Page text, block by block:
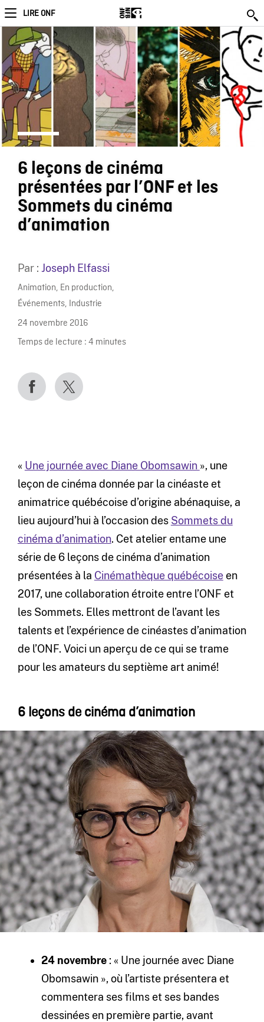
LIRE ONF
6 leçons de cinéma
présentées par l’ONF et les
Sommets du cinéma
d’animation
Par : Joseph Elfassi
Animation, En production,
Événements, Industrie
24 novembre 2016
Temps de lecture : 4 minutes
« Une journée avec Diane Obomsawin », une
leçon de cinéma donnée par la cinéaste et
animatrice québécoise d’origine abénaquise, a
lieu aujourd’hui à l’occasion des Sommets du
cinéma d’animation. Cet atelier entame une
série de 6 leçons de cinéma d’animation
présentées à la Cinémathèque québécoiseen
2017, une collaboration étroite entre l’ONF et
les Sommets. Elles mettront de l’avant les
talents et l’expérience de cinéastes d’animation
de l’ONF. Voici un aperçu de ce qui se trame
pour les amateurs du septième art animé!
6 leçons de cinéma d’animation
24 novembre: « Une journée avec Diane
Obomsawin », où l’artiste présentera et
commentera ses films et ses bandes
dessinées en première partie, avant